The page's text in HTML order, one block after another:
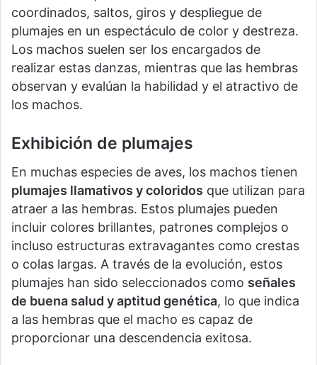
coordinados, saltos, giros y despliegue de
plumajes en un espectáculo de color y destreza.
Los machos suelen ser los encargados de
realizar estas danzas, mientras que las hembras
observan y evalúan la habilidad y el atractivo de
los machos.
Exhibición de plumajes
En muchas especies de aves, los machos tienen
plumajes llamativos y coloridos que utilizan para
atraer a las hembras. Estos plumajes pueden
incluir colores brillantes, patrones complejos o
incluso estructuras extravagantes como crestas
o colas largas. A través de la evolución, estos
plumajes han sido seleccionados como señales
de buena salud y aptitud genética, lo que indica
a las hembras que el macho es capaz de
proporcionar una descendencia exitosa.